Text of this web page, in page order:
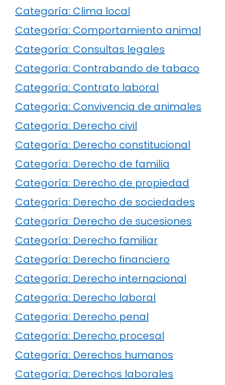
Categoría: Clima local
Categoría: Comportamiento animal
Categoría: Consultas legales
Categoría: Contrabando de tabaco
Categoría: Contrato laboral
Categoría: Convivencia de animales
Categoría: Derecho civil
Categoría: Derecho constitucional
Categoría: Derecho de familia
Categoría: Derecho de propiedad
Categoría: Derecho de sociedades
Categoría: Derecho de sucesiones
Categoría: Derecho familiar
Categoría: Derecho financiero
Categoría: Derecho internacional
Categoría: Derecho laboral
Categoría: Derecho penal
Categoría: Derecho procesal
Categoría: Derechos humanos
Categoría: Derechos laborales